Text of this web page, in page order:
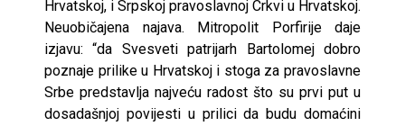
Hrvatskoj, i Srpskoj pravoslavnoj Crkvi u Hrvatskoj.
Neuobičajena najava. Mitropolit Porfirije daje
izjavu: “da Svesveti patrijarh Bartolomej dobro
poznaje prilike u Hrvatskoj i stoga za pravoslavne
Srbe predstavlja najveću radost što su prvi put u
dosadašnjoj povijesti u prilici da budu domaćini